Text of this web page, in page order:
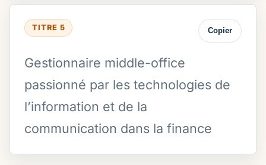
TITRE 5 Copier
Gestionnaire middle-office
passionné par les technologies de
l’information et de la
communication dans la finance